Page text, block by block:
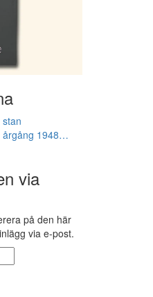
stan
årgång 1948…
via
på den här
via e-post.